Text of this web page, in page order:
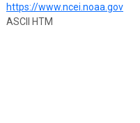
https://www.ncei.noaa.gov/
ASCII HTM